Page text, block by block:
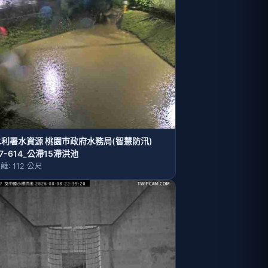
署水資源 桃園巿政府水務局(智慧防汛)
614_公滯15滯洪池
: 112 公尺